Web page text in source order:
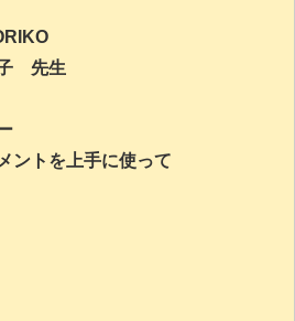
先生
トを上手に使って